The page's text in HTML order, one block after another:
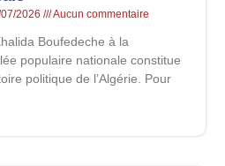
2026 Aucun commentaire
Boufedeche à la
populaire nationale constitue
politique de l’Algérie. Pour